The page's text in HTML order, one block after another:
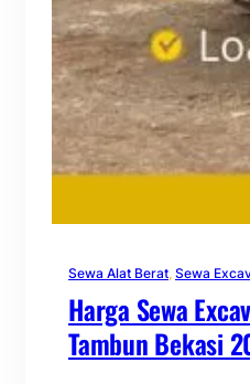
Sewa Alat Berat, Sewa
Harga Sewa
Tambun Bekasi